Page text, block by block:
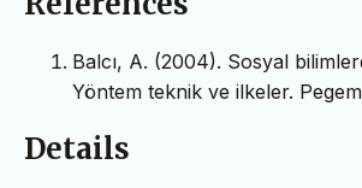
Balcı, A. (2004). Sosyal
Yöntem teknik ve ilkeler. Pegem
Details